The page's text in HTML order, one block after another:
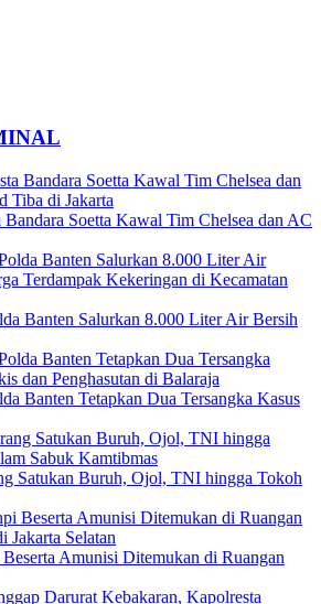
Bandara Soetta Kawal Tim Chelsea dan AC
Banten Salurkan 8.000 Liter Air Bersih
Banten Tetapkan Dua Tersangka Kasus
Satukan Buruh, Ojol, TNI hingga Tokoh
Amunisi Ditemukan di Ruangan